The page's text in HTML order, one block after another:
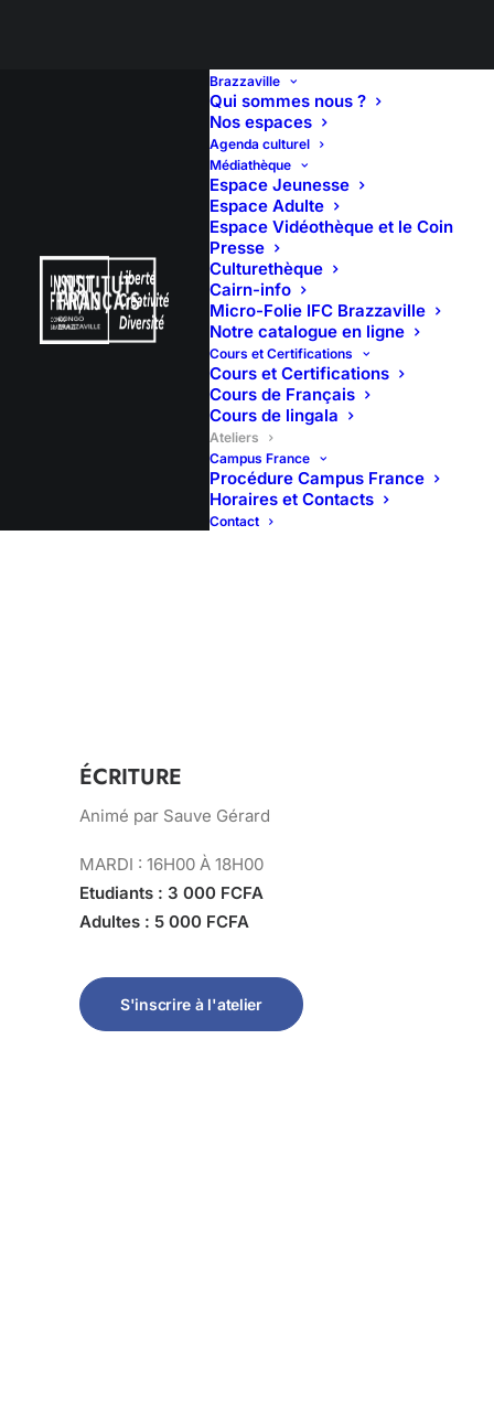
Brazzaville
Qui sommes nous ?
Nos espaces
Agenda culturel
Médiathèque
Espace Jeunesse
Espace Adulte
Espace Vidéothèque et le Coin
Presse
Culturethèque
Cairn-info
Micro-Folie IFC Brazzaville
Notre catalogue en ligne
Cours et Certifications
Cours et Certifications
Cours de Français
Cours de lingala
Ateliers
Campus France
Procédure Campus France
Horaires et Contacts
Contact
ATELIERS
ÉCRITURE
Animé par Sauve Gérard
MARDI : 16H00 À 18H00
Etudiants : 3 000 FCFA
Adultes : 5 000 FCFA
S'inscrire à l'atelier